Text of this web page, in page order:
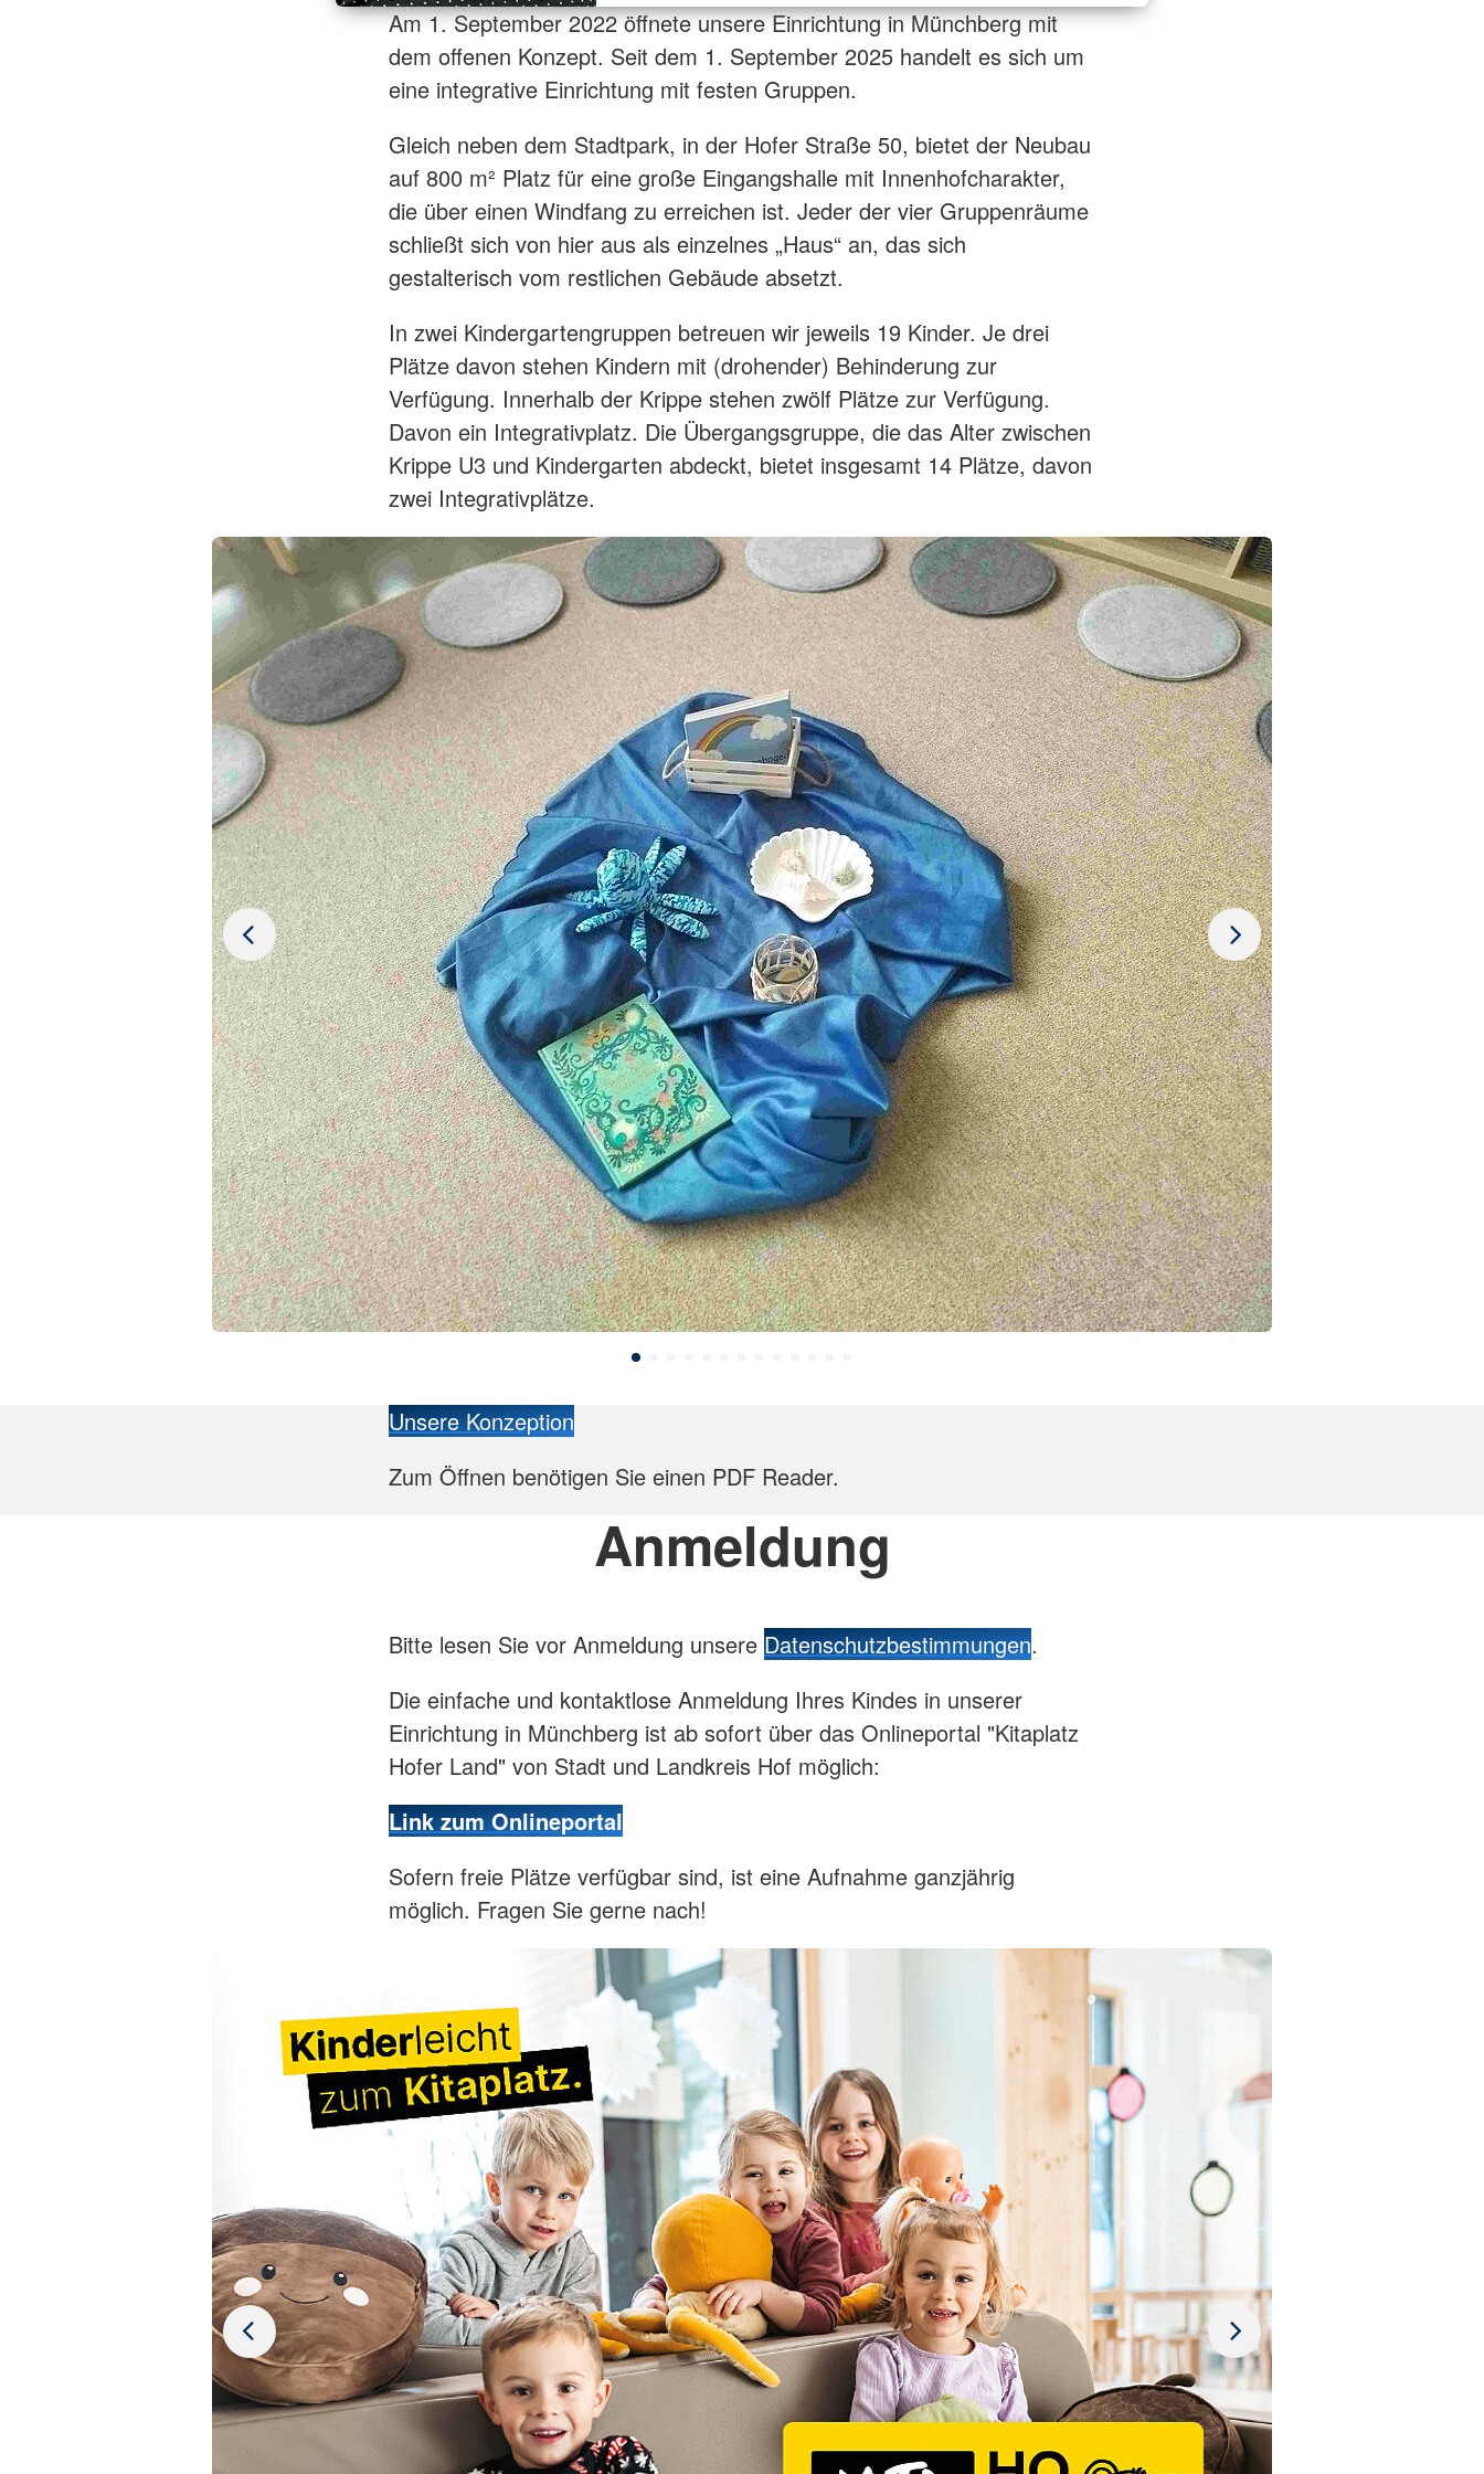
Am 1. September 2022 öffnete unsere Einrichtung in Münchberg mit
dem offenen Konzept. Seit dem 1. September 2025 handelt es sich um
eine integrative Einrichtung mit festen Gruppen.
Gleich neben dem Stadtpark, in der Hofer Straße 50, bietet der Neubau
auf 800 m² Platz für eine große Eingangshalle mit Innenhofcharakter,
die über einen Windfang zu erreichen ist. Jeder der vier Gruppenräume
schließt sich von hier aus als einzelnes „Haus“ an, das sich
gestalterisch vom restlichen Gebäude absetzt.
In zwei Kindergartengruppen betreuen wir jeweils 19 Kinder. Je drei
Plätze davon stehen Kindern mit (drohender) Behinderung zur
Verfügung. Innerhalb der Krippe stehen zwölf Plätze zur Verfügung.
Davon ein Integrativplatz. Die Übergangsgruppe, die das Alter zwischen
Krippe U3 und Kindergarten abdeckt, bietet insgesamt 14 Plätze, davon
zwei Integrativplätze.
Unsere Konzeption
Zum Öffnen benötigen Sie einen PDF Reader.
Anmeldung
Bitte lesen Sie vor Anmeldung unsere Datenschutzbestimmungen.
Die einfache und kontaktlose Anmeldung Ihres Kindes in unserer
Einrichtung in Münchberg ist ab sofort über das Onlineportal "Kitaplatz
Hofer Land" von Stadt und Landkreis Hof möglich:
Link zum Onlineportal
Sofern freie Plätze verfügbar sind, ist eine Aufnahme ganzjährig
möglich. Fragen Sie gerne nach!